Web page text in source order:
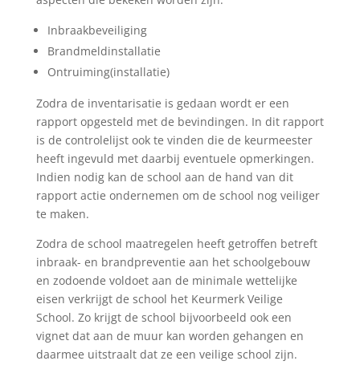
Inbraakbeveiliging
Brandmeldinstallatie
Ontruiming(installatie)
Zodra de inventarisatie is gedaan wordt er een
rapport opgesteld met de bevindingen. In dit rapport
is de controlelijst ook te vinden die de keurmeester
heeft ingevuld met daarbij eventuele opmerkingen.
Indien nodig kan de school aan de hand van dit
rapport actie ondernemen om de school nog veiliger
te maken.
Zodra de school maatregelen heeft getroffen betreft
inbraak- en brandpreventie aan het schoolgebouw
en zodoende voldoet aan de minimale wettelijke
eisen verkrijgt de school het Keurmerk Veilige
School. Zo krijgt de school bijvoorbeeld ook een
vignet dat aan de muur kan worden gehangen en
daarmee uitstraalt dat ze een veilige school zijn.